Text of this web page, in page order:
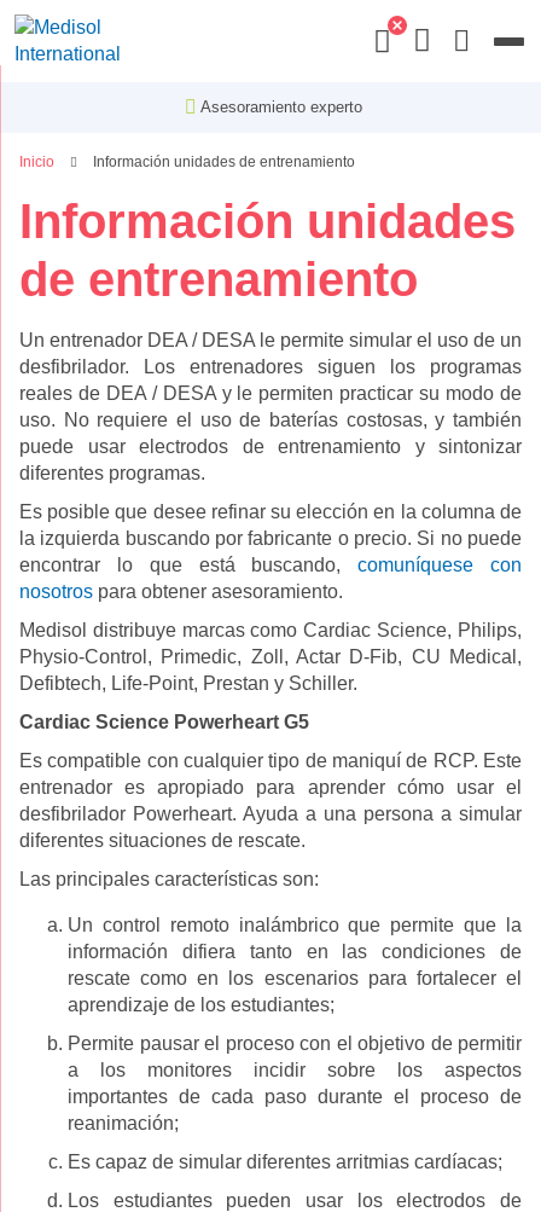
Asesoramiento experto
Inicio Información unidades de entrenamiento
Información unidades
de entrenamiento
Un entrenador DEA / DESA le permite simular el uso de un
desfibrilador. Los entrenadores siguen los programas
reales de DEA / DESA y le permiten practicar su modo de
uso. No requiere el uso de baterías costosas, y también
puede usar electrodos de entrenamiento y sintonizar
diferentes programas.
Es posible que desee refinar su elección en la columna de
la izquierda buscando por fabricante o precio. Si no puede
encontrar lo que está buscando,comuníquese con
nosotros para obtener asesoramiento.
Medisol distribuye marcas como Cardiac Science, Philips,
Physio-Control, Primedic, Zoll, Actar D-Fib, CU Medical,
Defibtech, Life-Point, Prestan y Schiller.
Cardiac Science Powerheart G5
Es compatible con cualquier tipo de maniquí de RCP. Este
entrenador es apropiado para aprender cómo usar el
desfibrilador Powerheart. Ayuda a una persona a simular
diferentes situaciones de rescate.
Las principales características son:
Un control remoto inalámbrico que permite que la
información difiera tanto en las condiciones de
rescate como en los escenarios para fortalecer el
aprendizaje de los estudiantes;
Permite pausar el proceso con el objetivo de permitir
a los monitores incidir sobre los aspectos
importantes de cada paso durante el proceso de
reanimación;
Es capaz de simular diferentes arritmias cardíacas;
Los estudiantes pueden usar los electrodos de